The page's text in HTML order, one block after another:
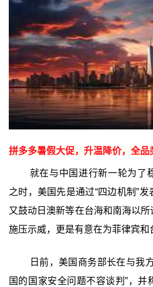
拼多多暑假大促，升温降价，全
就在与中国进行新一轮为了
之时，美国先是通过“四边机制”
又鼓动日澳新等在台海和南海以
施压示威，更是有意在为菲律宾和
日前，美国商务部长在与我
国的国家安全问题不容谈判”，并